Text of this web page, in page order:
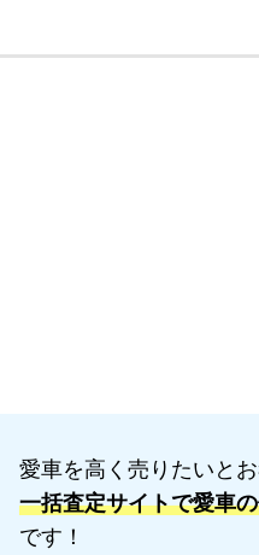
愛車を高く売りたいとお
一括査定サイトで愛車
です！